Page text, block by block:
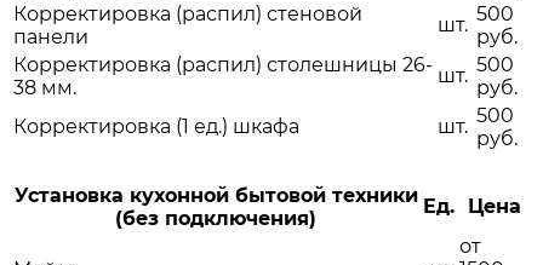
Корректировка (распил) стеновой
панели
шт. 500
руб.
Корректировка (распил) столешницы 26-
38 мм.
шт. 500
руб.
Корректировка (1 ед.) шкафа
шт. 500
руб.
Установка кухонной бытовой техники
(без подключения)
Ед. Цена
от